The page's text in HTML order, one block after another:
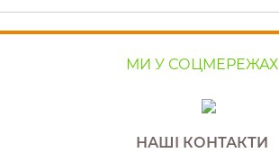
МИ У СОЦМЕРЕЖАХ
НАШІ КОНТАКТИ